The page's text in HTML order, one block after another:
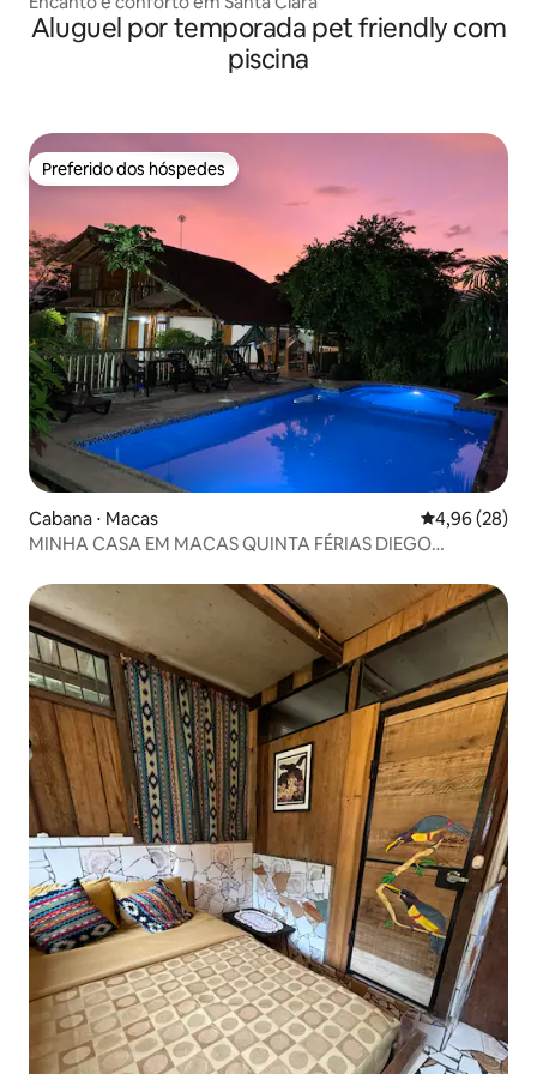
Aluguel por temporada pet friendly com
piscina
Preferido dos hóspedes
Preferido dos hóspedes
Cabana ⋅ Macas 4,96 de uma
4,96 (28)
MINHA CASA EM MACAS QUINTA FÉRIAS DIEGO